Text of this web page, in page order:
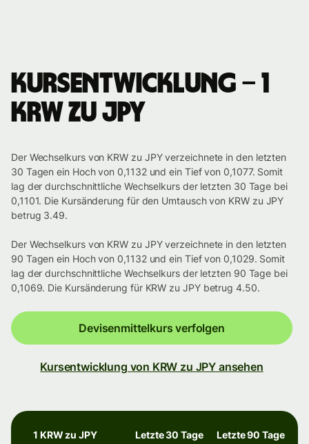
Kursentwicklung – 1
KRW zu JPY
Der Wechselkurs von KRW zu JPY verzeichnete in den letzten
30 Tagen ein Hoch von 0,1132 und ein Tief von 0,1077. Somit
lag der durchschnittliche Wechselkurs der letzten 30 Tage bei
0,1101. Die Kursänderung für den Umtausch von KRW zu JPY
betrug 3.49.
Der Wechselkurs von KRW zu JPY verzeichnete in den letzten
90 Tagen ein Hoch von 0,1132 und ein Tief von 0,1029. Somit
lag der durchschnittliche Wechselkurs der letzten 90 Tage bei
0,1069. Die Kursänderung für KRW zu JPY betrug 4.50.
Devisenmittelkurs verfolgen
Kursentwicklung von KRW zu JPY ansehen
1 KRW zu JPY Letzte 30 Tage Letzte 90 Tage